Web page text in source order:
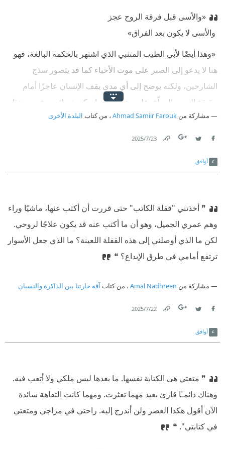
«والأسى قبل فرقة الروح عجز
‫ والأسى لا يكون بعد الفراق»
‫ «وهذا أيضًا لأبي الطيب المتنبي الذي اشتهر بالحكمة البالغة، فهو
هنا لا يدعو إلى الصبر على موت الأحباء كما قد يتصور سذج
الشارحين، ولكنه يوضح إلى أي مدى يقف الإنسان عاجزًا أمام
حقيقة الموت المعلّق على رءوس العباد. كم هو بائس وتعيس هذا
الإنسان الذي لا يستطيع أن يواجه حقيقة الموت إلّا بالصمت».
مشاركة من Ahmad Samiir Farouk ، من كتاب البلدة الأخرى
23‏/7‏/2025
أوافق
❞ أخذتني "قفلة الكاتب" حتى قررت أن أكتب عنها، ماشيًا وراء
وهم عمري الجميل، وهو أن ما أكتب عنه قد يكون علاجًا لروحي.
لكن ما الذي أوصلني إلى هذه القفلة اللعينة؟ ما الذي جعل الأسوار
ترتفع أمامي في طرق الإبداع؟ ❝
مشاركة من Amal Nadhreen ، من كتاب آفة حارتنا بين الذاكرة والنسيان
22‏/7‏/2025
أوافق
❞ متعتي هي الكتابة نفسها. ما بعدها ليس ملكي ولا أتعب فيه.
وهناك دائمـًا قارئ بعيد مهما تعثرت. ومهما كانت التفاهة سائدة
الآن أقول هكذا العصر ولن أندرج إليه. راحتي في مزاجي ومتعتي
في كتابتي". ❝